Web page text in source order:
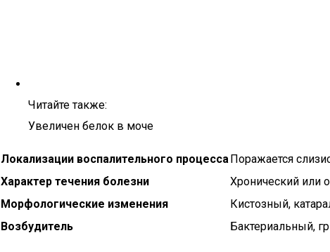
Читайте также:
Увеличен белок в моче
Локализации воспалительного процессаПоражается
Характер течения болезни
Хронический или
Морфологические изменения
Кистозный,
Возбудитель
Бактериальный,